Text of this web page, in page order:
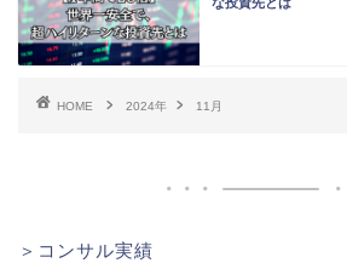
HOME 2024年 11月
＞ コンサル実績